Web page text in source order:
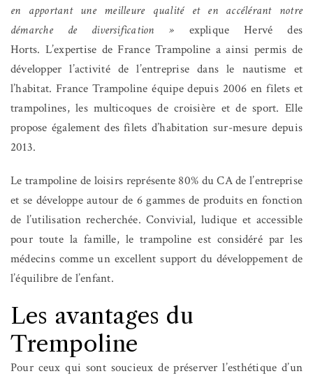
en apportant une meilleure qualité et en accélérant notre
démarche de diversification » explique Hervé des
Horts. L’expertise de France Trampoline a ainsi permis de
développer l’activité de l’entreprise dans le nautisme et
l’habitat. France Trampoline équipe depuis 2006 en filets et
trampolines, les multicoques de croisière et de sport. Elle
propose également des filets d’habitation sur-mesure depuis
2013.
Le trampoline de loisirs représente 80% du CA de l’entreprise
et se développe autour de 6 gammes de produits en fonction
de l’utilisation recherchée. Convivial, ludique et accessible
pour toute la famille, le trampoline est considéré par les
médecins comme un excellent support du développement de
l’équilibre de l’enfant.
Les avantages du
Trempoline
Pour ceux qui sont soucieux de préserver l’esthétique d’un